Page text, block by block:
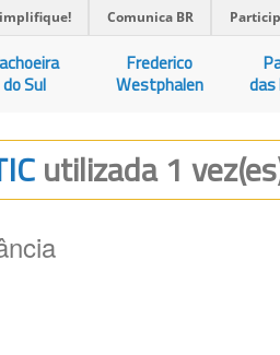
Comunica BR
do Sul
Frederico
Westphalen
utilizada 1